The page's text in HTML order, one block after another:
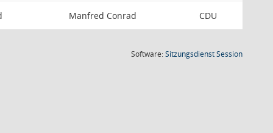
Manfred Conrad CDU
Software:SitzungsdienstSession(Wird in